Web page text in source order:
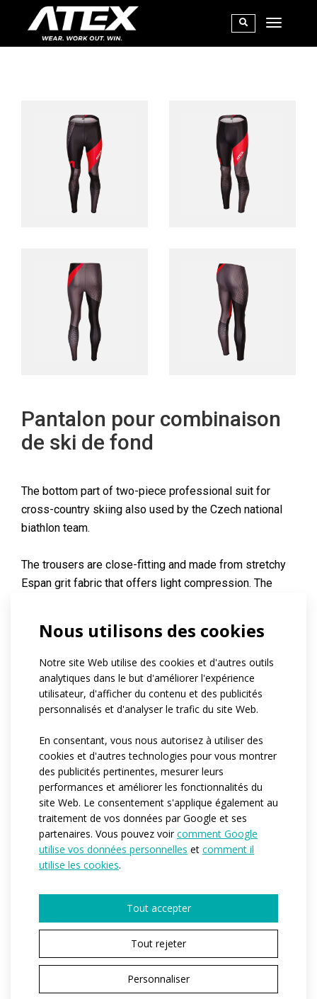
Nous utilisons des cookies
Notre site Web utilise des cookies et d'autres outils
analytiques dans le but d'améliorer l'expérience
utilisateur, d'afficher du contenu et des publicités
personnalisés et d'analyser le trafic du site Web.
En consentant, vous nous autorisez à utiliser des
cookies et d'autres technologies pour vous montrer
des publicités pertinentes, mesurer leurs
performances et améliorer les fonctionnalités du
site Web. Le consentement s'applique également au
traitement de vos données par Google et ses
partenaires. Vous pouvez voircomment Google
utilise vos données personnelles et comment il
utilise les cookies.
Tout accepter
Tout rejeter
Personnaliser
Pantalon pour combinaison
de ski de fond
The bottom part of two-piece professional suit for
cross-country skiing also used by the Czech national
biathlon team.
The trousers are close-fitting and made from stretchy
Espan grit fabric that offers light compression. The
Knees are underlaid with quick-drying Dryclim material
(not on the children’s variant) for reinforcement, thermal
comfort and dry feeling in knee area. Waistband with a
drawstring and elastic turn-ups come as standard.
We add reflective elements at your request.
It is possible to add small handy pockets on the back
part of the trouser legs, under the calves, which are
useful to keep your energy gels, energy pills, etc. Item
code for this variant is at31b and it is not available for
children.
Matériau:
Espan grit
Variantes:
Pánská / Dámská / Dětská
122-128 / 134-140 / 146 / 152 / 158 / 164